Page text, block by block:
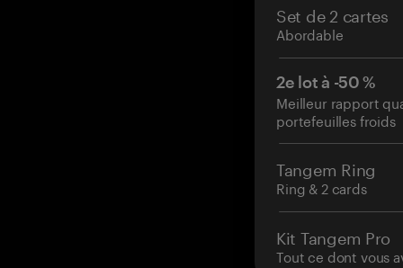
Set de 2 cartes
Abordable
2e lot à -50 %
Meilleur rapport
portefeuilles froids
Tangem Ring
Ring & 2 cards
Kit Tangem Pro
Tout ce dont vous